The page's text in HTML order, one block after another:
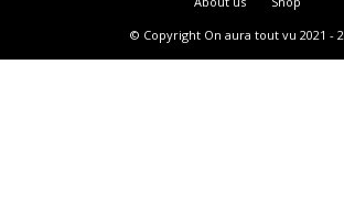
© Copyright On aura tout vu 2021 -